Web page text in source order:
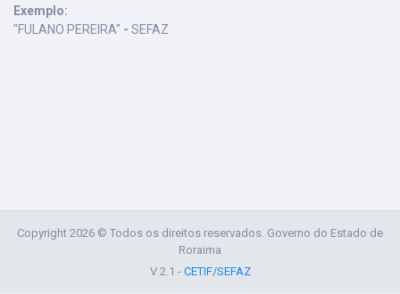
Exemplo:
"FULANO PEREIRA" - SEFAZ
Copyright 2026 © Todos os direitos reservados. Governo do Estado de
Roraima
V 2.1 - CETIF/SEFAZ